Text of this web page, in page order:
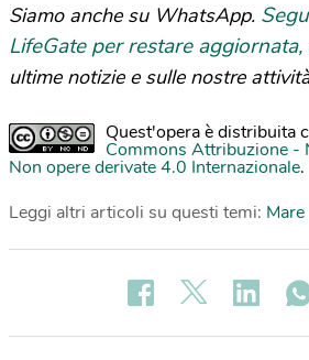
Siamo anche su WhatsApp.
LifeGate per restare
ultime notizie e sulle nostre
Quest'opera è distribuita
Commons Attribuzione -
Non opere derivate 4.0 Internazionale.
Leggi altri articoli su questi temi: Mare